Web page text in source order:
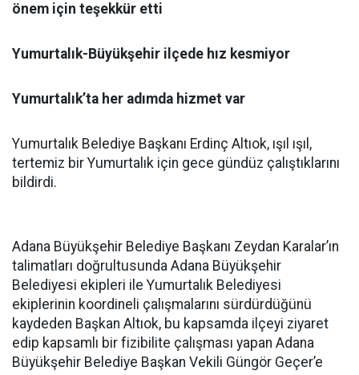
önem için teşekkür etti
Yumurtalık-Büyükşehir ilçede hız kesmiyor
Yumurtalık’ta her adımda hizmet var
Yumurtalık Belediye Başkanı Erdinç Altıok, ışıl ışıl,
tertemiz bir Yumurtalık için gece gündüz çalıştıklarını
bildirdi.
Adana Büyükşehir Belediye Başkanı Zeydan Karalar’ın
talimatları doğrultusunda Adana Büyükşehir
Belediyesi ekipleri ile Yumurtalık Belediyesi
ekiplerinin koordineli çalışmalarını sürdürdüğünü
kaydeden Başkan Altıok, bu kapsamda ilçeyi ziyaret
edip kapsamlı bir fizibilite çalışması yapan Adana
Büyükşehir Belediye Başkan Vekili Güngör Geçer’e